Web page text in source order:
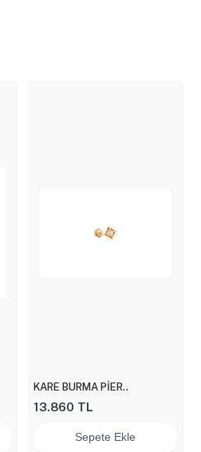
KARE BURMA PİER..
13.860 TL
Sepete Ekle